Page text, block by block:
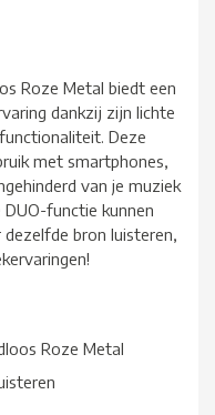
Roze Metal biedt een
dankzij zijn lichte
Deze
met smartphones,
van je muziek
functie kunnen
bron luisteren,
Roze Metal